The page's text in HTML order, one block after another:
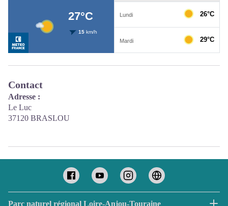
Contact
Adresse :
Le Luc
37120 BRASLOU
Parc naturel régional Loire-Anjou-Touraine